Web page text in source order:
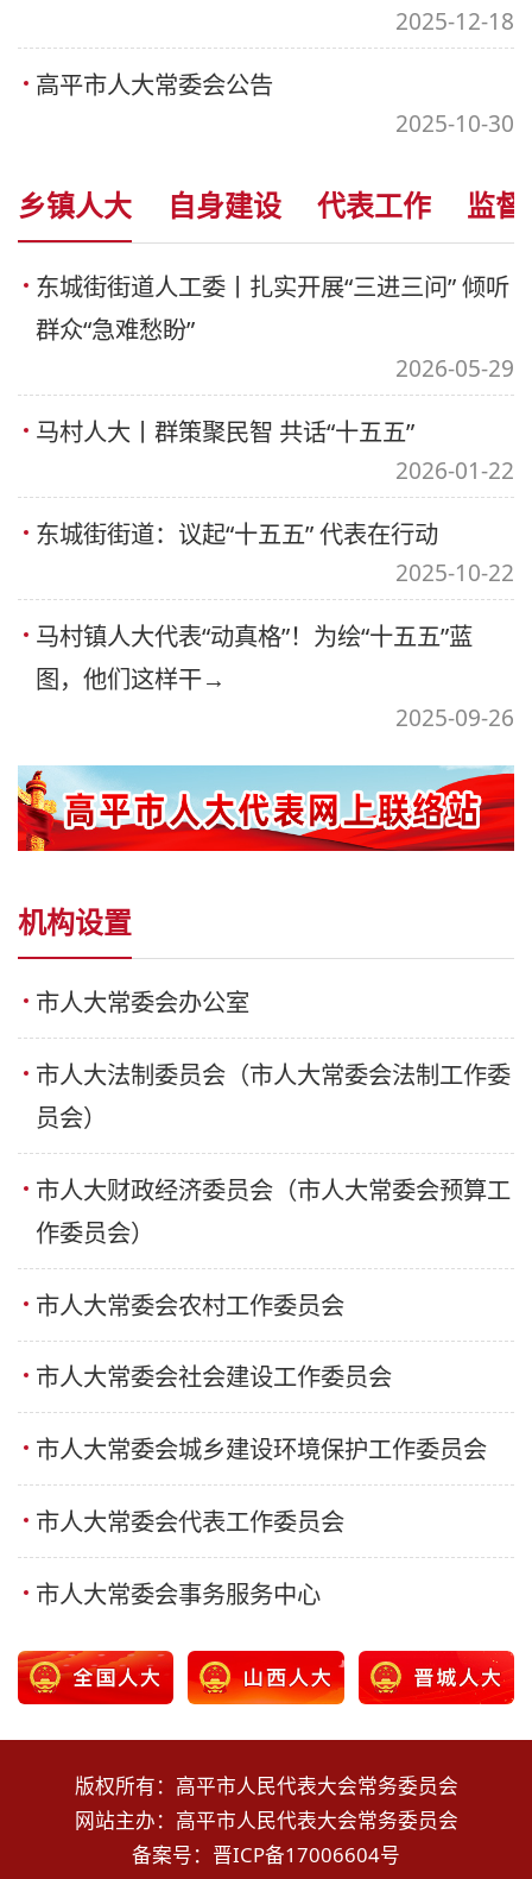
2025-12-18
高平市人大常委会公告
2025-10-30
乡镇人大 自身建设 代表工作 监
东城街街道人工委丨扎实开展“三进三问” 倾听
群众“急难愁盼”
2026-05-29
马村人大丨群策聚民智 共话“十五五”
2026-01-22
东城街街道：议起“十五五” 代表在行动
2025-10-22
马村镇人大代表“动真格”！为绘“十五五”蓝
图，他们这样干→
2025-09-26
机构设置
市人大常委会办公室
市人大法制委员会（市人大常委会法制工作委
员会）
市人大财政经济委员会（市人大常委会预算工
作委员会）
市人大常委会农村工作委员会
市人大常委会社会建设工作委员会
市人大常委会城乡建设环境保护工作委员会
市人大常委会代表工作委员会
市人大常委会事务服务中心
版权所有：高平市人民代表大会常务委员会
网站主办：高平市人民代表大会常务委员会
备案号： 晋ICP备17006604号